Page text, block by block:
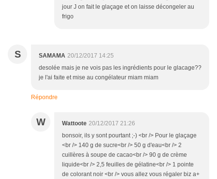
jour J on fait le glaçage et on laisse décongeler au
frigo
S SAMAMA 20/12/2017 14:25
desolée mais je ne vois pas les ingrédients pour le glacage??
je l'ai faite et mise au congélateur miam miam
Répondre
W Wattoote 20/12/2017 21:26
bonsoir, ils y sont pourtant ;-) <br /> Pour le glaçage
<br /> 140 g de sucre<br /> 50 g d'eau<br /> 2
cuillères à soupe de cacao<br /> 90 g de crème
liquide<br /> 2,5 feuilles de gélatine<br /> 1 pointe
de colorant noir <br /> vous allez vous régaler biz a+